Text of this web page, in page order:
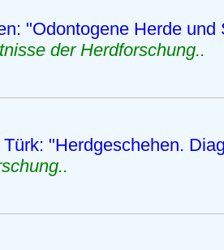
"Odontogene Herde und
der Herdforschung..
Türk: "Herdgeschehen.